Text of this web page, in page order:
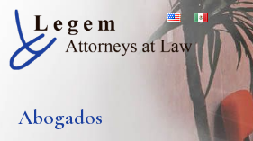
Abogados